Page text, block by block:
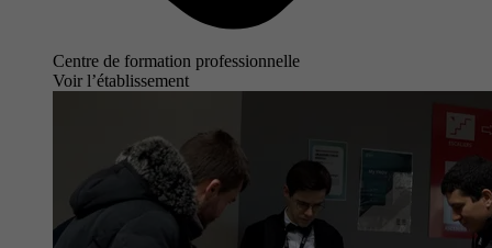
Centre de formation professionnelle
Voir l’établissement